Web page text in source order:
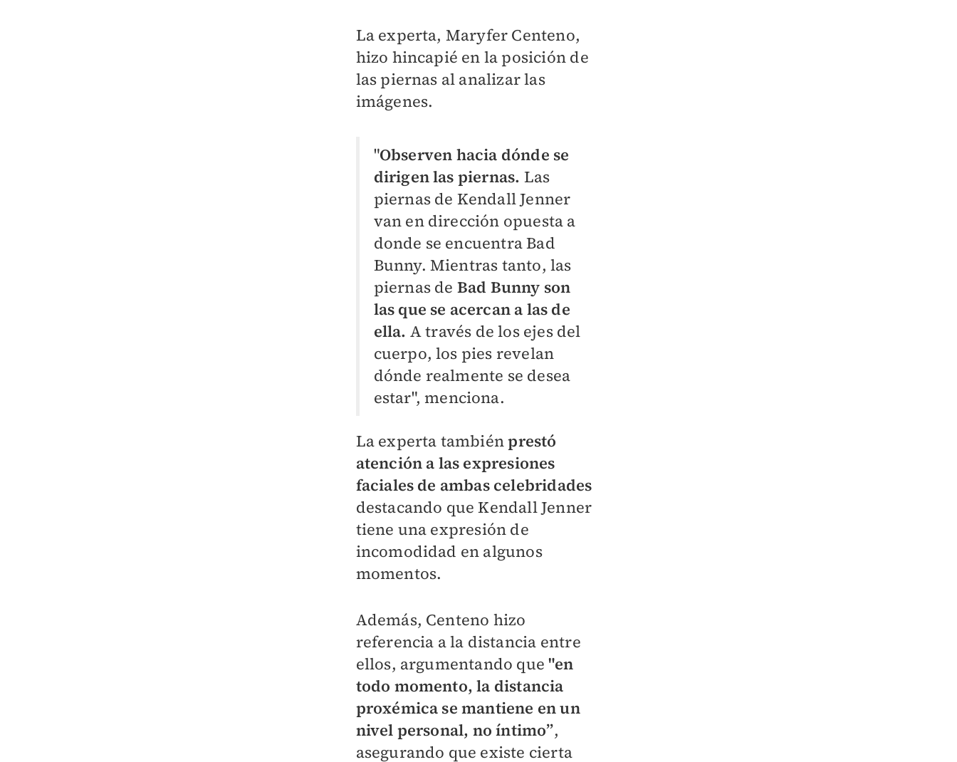
La experta, Maryfer Centeno,
hizo hincapié en la posición de
las piernas al analizar las
imágenes.
"Observen hacia dónde se
dirigen las piernas. Las
piernas de Kendall Jenner
van en dirección opuesta a
donde se encuentra Bad
Bunny. Mientras tanto, las
piernas de Bad Bunny son
las que se acercan a las de
ella. A través de los ejes del
cuerpo, los pies revelan
dónde realmente se desea
estar", menciona.
La experta tambiénprestó
atención a las expresiones
faciales de ambas celebridades
destacando que Kendall Jenner
tiene una expresión de
incomodidad en algunos
momentos.
Además, Centeno hizo
referencia a la distancia entre
ellos, argumentando que"en
todo momento, la distancia
proxémica se mantiene en un
nivel personal, no íntimo”,
asegurando que existe cierta